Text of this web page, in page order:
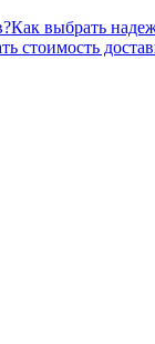
Как выбрать
стоимость